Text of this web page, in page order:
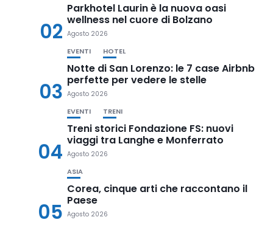
02
Parkhotel Laurin è la nuova oasi
wellness nel cuore di Bolzano
Agosto 2026
03
EVENTI HOTEL
Notte di San Lorenzo: le 7 case Airbnb
perfette per vedere le stelle
Agosto 2026
04
EVENTI TRENI
Treni storici Fondazione FS: nuovi
viaggi tra Langhe e Monferrato
Agosto 2026
05
ASIA
Corea, cinque arti che raccontano il
Paese
Agosto 2026